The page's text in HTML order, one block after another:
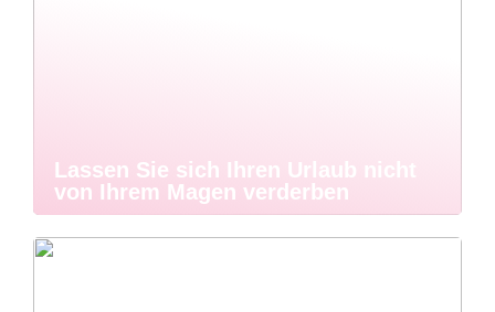
Lassen Sie sich Ihren Urlaub nicht
von Ihrem Magen verderben